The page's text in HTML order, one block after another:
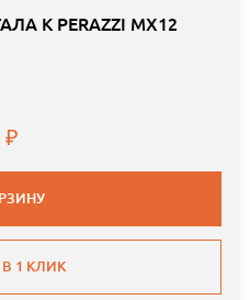
К PERAZZI МХ12
1 КЛИК